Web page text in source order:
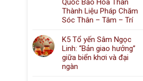
Quốc Bảo Hóa Thân
Thành Liệu Pháp Chăm
Sóc Thân – Tâm – Trí
K5 Tổ yến Sâm Ngọc
Linh: “Bản giao hưởng”
giữa biển khơi và đại
ngàn